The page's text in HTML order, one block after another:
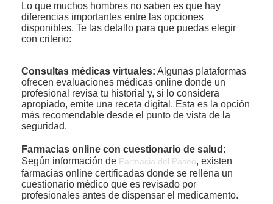
Lo que muchos hombres no saben es que hay
diferencias importantes entre las opciones
disponibles. Te las detallo para que puedas elegir
con criterio:
Consultas médicas virtuales: Algunas plataformas
ofrecen evaluaciones médicas online donde un
profesional revisa tu historial y, si lo considera
apropiado, emite una receta digital. Esta es la opción
más recomendable desde el punto de vista de la
seguridad.
Farmacias online con cuestionario de salud:
Según información de Farmacia del Paseo, existen
farmacias online certificadas donde se rellena un
cuestionario médico que es revisado por
profesionales antes de dispensar el medicamento.